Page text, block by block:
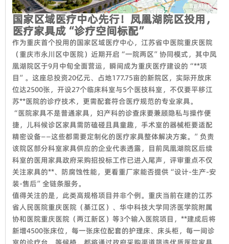
国家区域医疗中心先行！凤凰湖院区投用，
医疗家具成“诊疗空间标配”
作为重庆首个投用的国家区域医疗中心，江苏省中医院重庆医院
（重庆市永川区中医院）近期开启“一院两区”协同模式，其中凤
凰湖院区于9月中旬全面营运，瞬间成为重庆医疗建设的“**项
目”。这座总投资20亿元、占地177.75亩的新院区，实际开放床
位达2500张，开设27个临床科室与5个医技科室，不仅要平移江
苏**医院的诊疗技术，更需配套符合医疗规范的专业家具。
“医院家具不是普通家具，妇产科的诊查床要兼顾隐私与操作便
捷，儿科候诊区家具需防磕碰且具童趣，手术室的器械柜要适配
精密设备——这些都需要定制化的医疗家具整体解决方案。”负责
该院区部分科室家具供应的企业代表透露，目前凤凰湖院区后续
科室的医用家具政府采购招投标工作已进入尾声，评审重点不仅
关注家具的**、防腐蚀性能，更看重厂家能否提供“设计-生产-安
装-售后”全链条服务。
值得关注的是，此类高规格项目并非个例。重庆当前在建的江苏
省人民医院重庆医院（綦江区）、华中科技大学同济医学院附属
协和医院重庆医院（两江新区）等3个输入医院项目，**建成后将
新增4500张床位，每一张床位配套的护理床、床头柜，每一间诊